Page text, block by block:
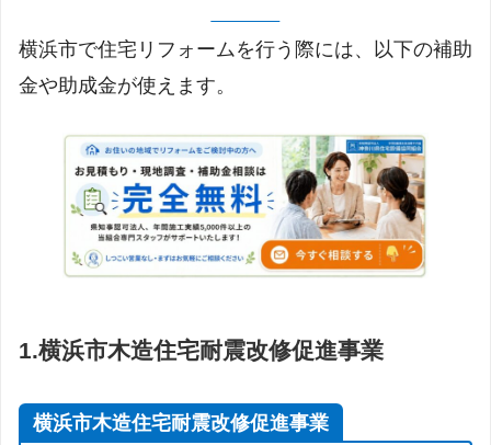
横浜市で住宅リフォームを行う際には、以下の補助
金や助成金が使えます。
1.横浜市木造住宅耐震改修促進事業
横浜市木造住宅耐震改修促進事業